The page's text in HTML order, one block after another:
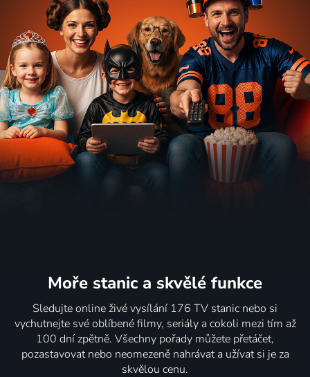
Moře stanic a skvělé funkce
Sledujte online živé vysílání 176 TV stanic nebo si
vychutnejte své oblíbené filmy, seriály a cokoli mezi tím až
100 dní zpětně. Všechny pořady můžete přetáčet,
pozastavovat nebo neomezeně nahrávat a užívat si je za
skvělou cenu.